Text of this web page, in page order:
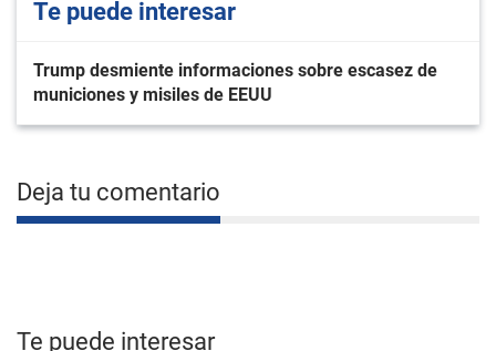
Te puede interesar
Trump desmiente informaciones sobre escasez de
municiones y misiles de EEUU
Deja tu comentario
Te puede interesar